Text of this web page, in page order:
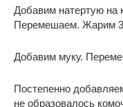
Добавим натертую на
Перемешаем. Жарим
Добавим муку.
Постепенно
не образовалось